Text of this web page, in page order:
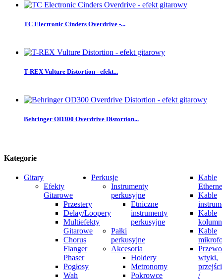
TC Electronic Cinders Overdrive -...
T-REX Vulture Distortion - efekt...
Behringer OD300 Overdrive Distortion...
Kategorie
Gitary
Efekty
Gitarowe
Przestery
Delay/Loopery
Multiefekty
Gitarowe
Chorus
Flanger
Phaser
Pogłosy
Wah
Perkusje
Instrumenty
perkusyjne
Etniczne
instrumenty
perkusyjne
Pałki
perkusyjne
Akcesoria
Holdery
Metronomy
Pokrowce
Kable
Kable
Kable
Kable
wtyki,
/